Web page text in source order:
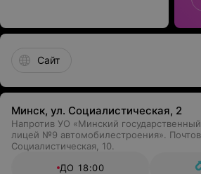
Сайт
Минск, ул. Социалистическая, 2
Напротив УО «Минский
лицей №9 автомобилестроения».
Социалистическая, 10.
ДО 18:00